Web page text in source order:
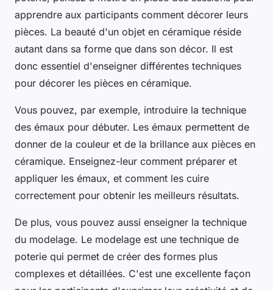
apprendre aux participants comment décorer leurs
pièces. La beauté d'un objet en céramique réside
autant dans sa forme que dans son décor. Il est
donc essentiel d'enseigner différentes techniques
pour décorer les pièces en céramique.
Vous pouvez, par exemple, introduire la technique
des émaux pour débuter. Les émaux permettent de
donner de la couleur et de la brillance aux pièces en
céramique. Enseignez-leur comment préparer et
appliquer les émaux, et comment les cuire
correctement pour obtenir les meilleurs résultats.
De plus, vous pouvez aussi enseigner la technique
du modelage. Le modelage est une technique de
poterie qui permet de créer des formes plus
complexes et détaillées. C'est une excellente façon